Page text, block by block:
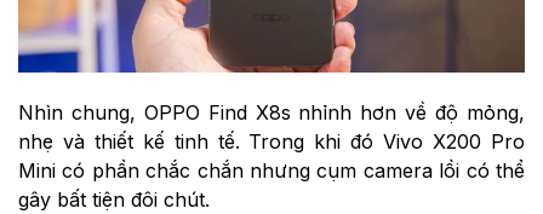
Nhìn chung, OPPO Find X8s nhỉnh hơn về độ mỏng,
nhẹ và thiết kế tinh tế. Trong khi đó Vivo X200 Pro
Mini có phần chắc chắn nhưng cụm camera lồi có thể
gây bất tiện đôi chút.